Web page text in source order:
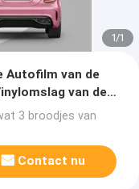
1/1
Autofilm van de
van de
3 broodjes van
Contact nu